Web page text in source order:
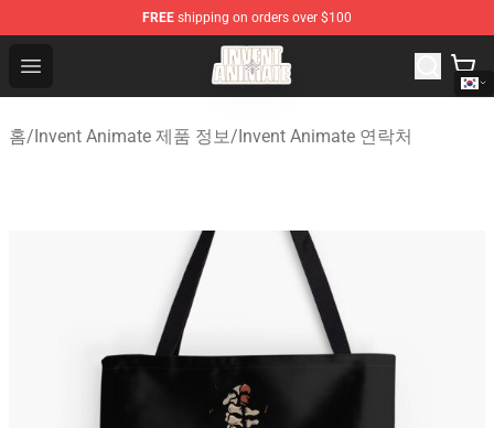
FREE shipping on orders over $100
Open menu
Invent Animate Shop - Official Invent Animate
홈/Invent Animate 제품 정보/Invent Animate 연락처